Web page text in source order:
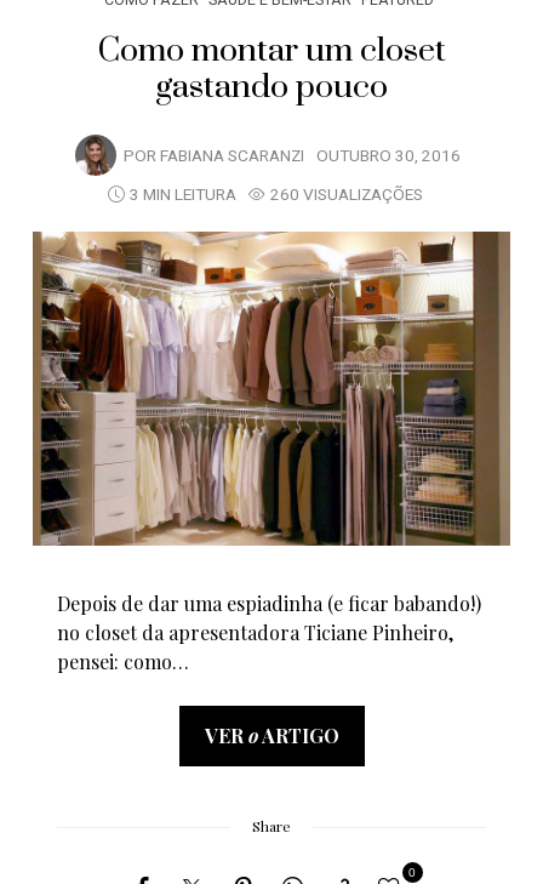
Como montar um closet
gastando pouco
POR FABIANA SCARANZI OUTUBRO 30, 2016
3 MIN LEITURA
260 VISUALIZAÇÕES
Depois de dar uma espiadinha (e ficar babando!)
no closet da apresentadora Ticiane Pinheiro,
pensei: como…
VERoARTIGO
Share
0